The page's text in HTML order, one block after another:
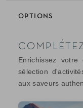
OPTIONS
Enrichissez
sélection
aux saveurs